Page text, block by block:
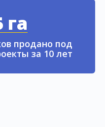
га
продано под
за 10 лет